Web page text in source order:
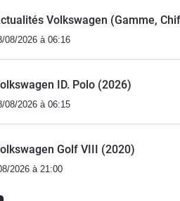
Volkswagen (Gamme,
08/2026 à 06:16
ID. Polo (2026)
08/2026 à 06:15
Golf VIII (2020)
2026 à 21:00